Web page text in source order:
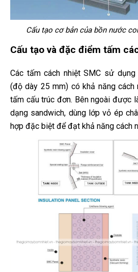
Cấu tạo cơ bản của bồn nước
Cấu tạo và đặc điểm tấm
Các tấm cách nhiệt SMC sử
(độ dày 25 mm) có khả năng cách
tấm cấu trúc đơn. Bên ngoài được
dạng sandwich, dùng lớp vỏ ép
hợp đặc biệt để đạt khả năng cách